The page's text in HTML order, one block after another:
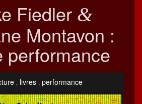
Fiedler &
Montavon :
performance
, livres , performance